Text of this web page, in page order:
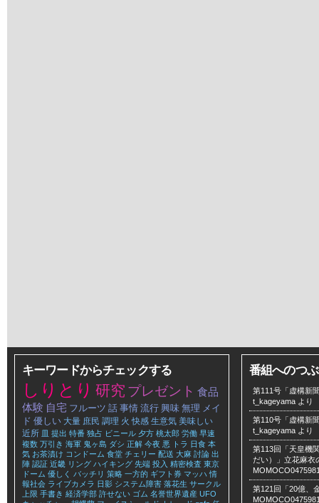
キーワードからチェックする
しりとり 研究 プレゼント 食品
体験 自宅 フルーツ 話 事情 流行 興味 無理 メイ
ド 優しい 大量 庶民 調理 火 快感 生意気 美味しい
近所 皿 提出 特番 独占 ビニール 夕方 桃太郎 労働 早速
複数 万引き 海軍 鬼ヶ島 ダシ 正解 今夜 悪 トラ 日食 本
気 お茶漬け コンドーム 食堂 チェリー 配送 大麻 討論 出
陣 認証 近畿 リング ハイキング 先端 投入 精密検査 東京
ドーム 優しく バッチリ 策略 一方的 ギフト券 マッハ 情
報社会 ライブカメラ 日影 システム障害 落花生 サークル
上限 手書き 経済学部 許せない ゴム 名誉世界遺産 UFO
番組へのつ
第111号「虚構新
t_kageyama より
第110号「虚構新
t_kageyama より
第113回「天皇機
だい）」立花麻衣
第121回「20億、